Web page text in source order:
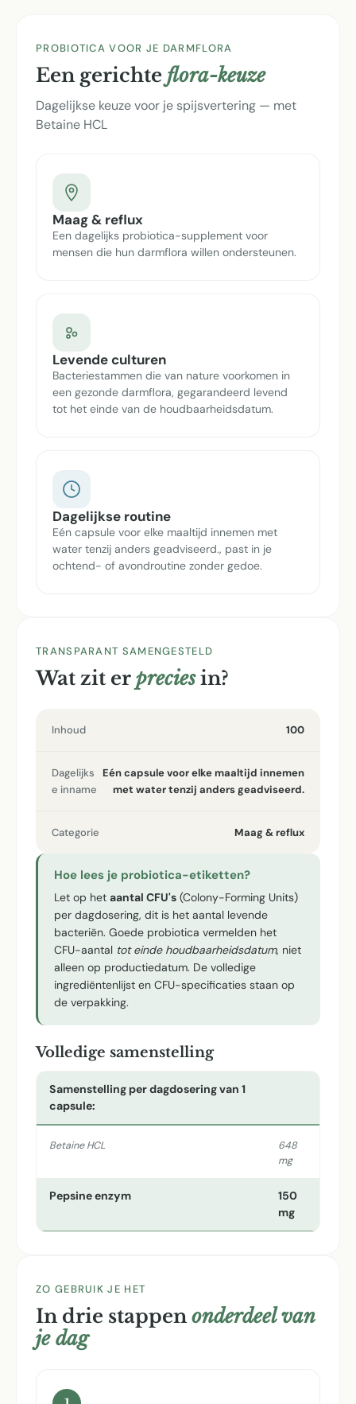
PROBIOTICA VOOR JE DARMFLORA
Een gerichte flora-keuze
Dagelijkse keuze voor je spijsvertering — met
Betaine HCL
Maag & reflux
Een dagelijks probiotica-supplement voor
mensen die hun darmflora willen ondersteunen.
Levende culturen
Bacteriestammen die van nature voorkomen in
een gezonde darmflora, gegarandeerd levend
tot het einde van de houdbaarheidsdatum.
Dagelijkse routine
Eén capsule voor elke maaltijd innemen met
water tenzij anders geadviseerd., past in je
ochtend- of avondroutine zonder gedoe.
TRANSPARANT SAMENGESTELD
Wat zit er preciesin?
Inhoud 100
Dagelijks
e inname
Eén capsule voor elke maaltijd innemen
met water tenzij anders geadviseerd.
Categorie Maag & reflux
Hoe lees je probiotica-etiketten?
Let op het aantal CFU's (Colony-Forming Units)
per dagdosering, dit is het aantal levende
bacteriën. Goede probiotica vermelden het
CFU-aantal tot einde houdbaarheidsdatum, niet
alleen op productiedatum. De volledige
ingrediëntenlijst en CFU-specificaties staan op
de verpakking.
Volledige samenstelling
Samenstelling per dagdosering van 1
capsule:
Betaine HCL
648
mg
Pepsine enzym
150
mg
ZO GEBRUIK JE HET
In drie stappen onderdeel van
je dag